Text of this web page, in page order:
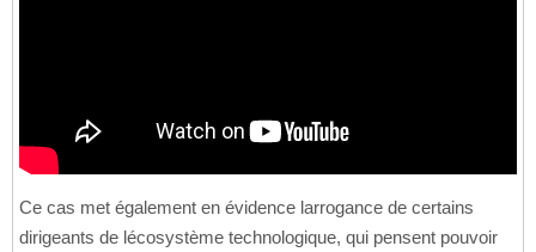
Ce cas met également en évidence larrogance de certains
dirigeants de lécosystème technologique, qui pensent pouvoir